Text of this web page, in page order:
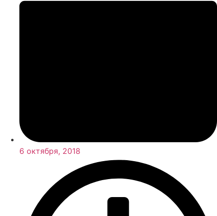
6 октября, 2018